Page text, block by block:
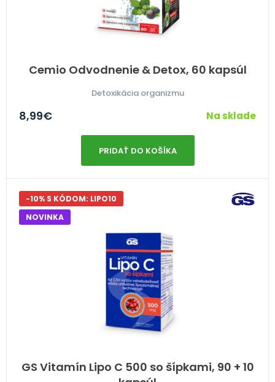
Cemio Odvodnenie & Detox, 60 kapsúl
Detoxikácia organizmu
8,99€ Na sklade
PRIDAŤ DO KOŠÍKA
GS Vitamín Lipo C 500 so šípkami, 90 + 10
-10% S KÓDOM: LIPO10
NOVINKA